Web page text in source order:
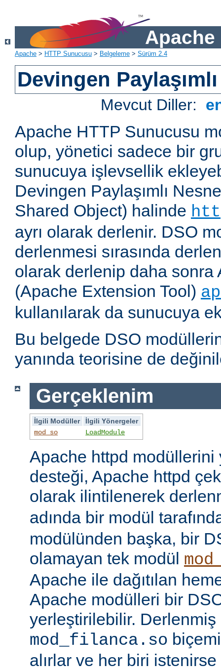
Apache
Apache > HTTP Sunucusu > Belgeleme > Sürüm 2.4
Devingen
Mevcut Diller:
Apache HTTP Sunucusu
olup, yönetici sadece bir
sunucuya işlevsellik
Devingen Paylaşımlı
Shared Object) halinde
ayrı olarak derlenir. DSO
derlenmesi sırasında
olarak derlenip daha sonra
(Apache Extension Tool)
kullanılarak da sunucuya
Bu belgede DSO
yanında teorisine de
Gerçeklenim
İlgili Modüller
İlgili Yönergeler
mod_so
LoadModule
Apache httpd
desteği, Apache httpd
olarak ilintilenerek
adında bir modül
modülünden başka, bir
olamayan tek modül
Apache ile dağıtılan
Apache modülleri bir
yerleştirilebilir.
mod_filanca.so
alırlar ve her biri istenirse